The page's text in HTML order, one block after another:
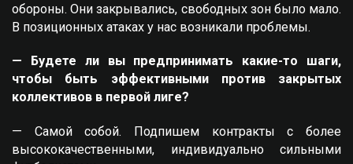
обороны. Они закрывались, свободных зон было мало.
В позиционных атаках у нас возникали проблемы.
— Будете ли вы предпринимать какие-то шаги,
чтобы быть эффективными против закрытых
коллективов в первой лиге?
— Самой собой. Подпишем контракты с более
высококачественными, индивидуально сильными